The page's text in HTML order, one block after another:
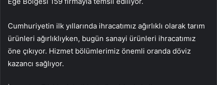
Cumhuriyetin ilk yıllarında ihracatımız ağırlıklı olarak tarım
ürünleri ağırlıklıyken, bugün sanayi ürünleri ihracatımız
öne çıkıyor. Hizmet bölümlerimiz önemli oranda döviz
kazancı sağlıyor.